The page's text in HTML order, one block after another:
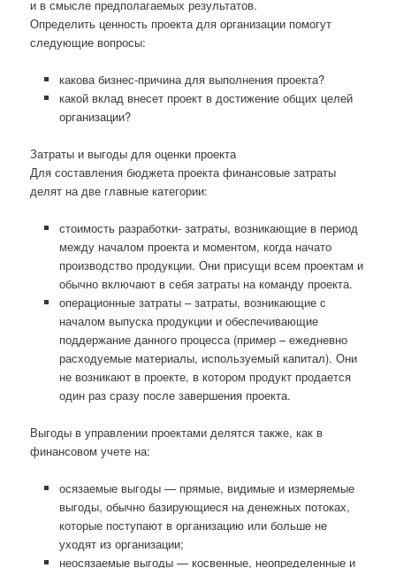
и в смысле предполагаемых результатов.
Определить ценность проекта для организации помогут
следующие вопросы:
какова бизнес-причина для выполнения проекта?
какой вклад внесет проект в достижение общих целей
организации?
Затраты и выгоды для оценки проекта
Для составления бюджета проекта финансовые затраты
делят на две главные категории:
стоимость разработки- затраты, возникающие в период
между началом проекта и моментом, когда начато
производство продукции. Они присущи всем проектам и
обычно включают в себя затраты на команду проекта.
операционные затраты – затраты, возникающие с
началом выпуска продукции и обеспечивающие
поддержание данного процесса (пример – ежедневно
расходуемые материалы, используемый капитал). Они
не возникают в проекте, в котором продукт продается
один раз сразу после завершения проекта.
Выгоды в управлении проектами делятся также, как в
финансовом учете на:
осязаемые выгоды — прямые, видимые и измеряемые
выгоды, обычно базирующиеся на денежных потоках,
которые поступают в организацию или больше не
уходят из организации;
неосязаемые выгоды — косвенные, неопределенные и